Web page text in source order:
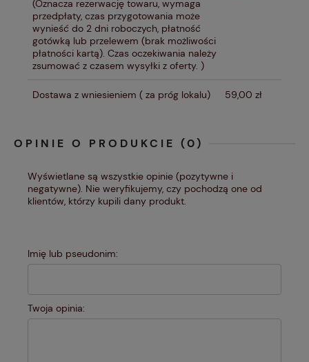
(Oznacza rezerwację towaru, wymaga
przedpłaty, czas przygotowania może
wynieść do 2 dni roboczych, płatność
gotówką lub przelewem (brak możliwości
płatności kartą). Czas oczekiwania należy
zsumować z czasem wysyłki z oferty. )
Dostawa z wniesieniem ( za próg lokalu) 59,00 zł
OPINIE O PRODUKCIE (0)
Wyświetlane są wszystkie opinie (pozytywne i
negatywne). Nie weryfikujemy, czy pochodzą one od
klientów, którzy kupili dany produkt.
Imię lub pseudonim:
Twoja opinia: